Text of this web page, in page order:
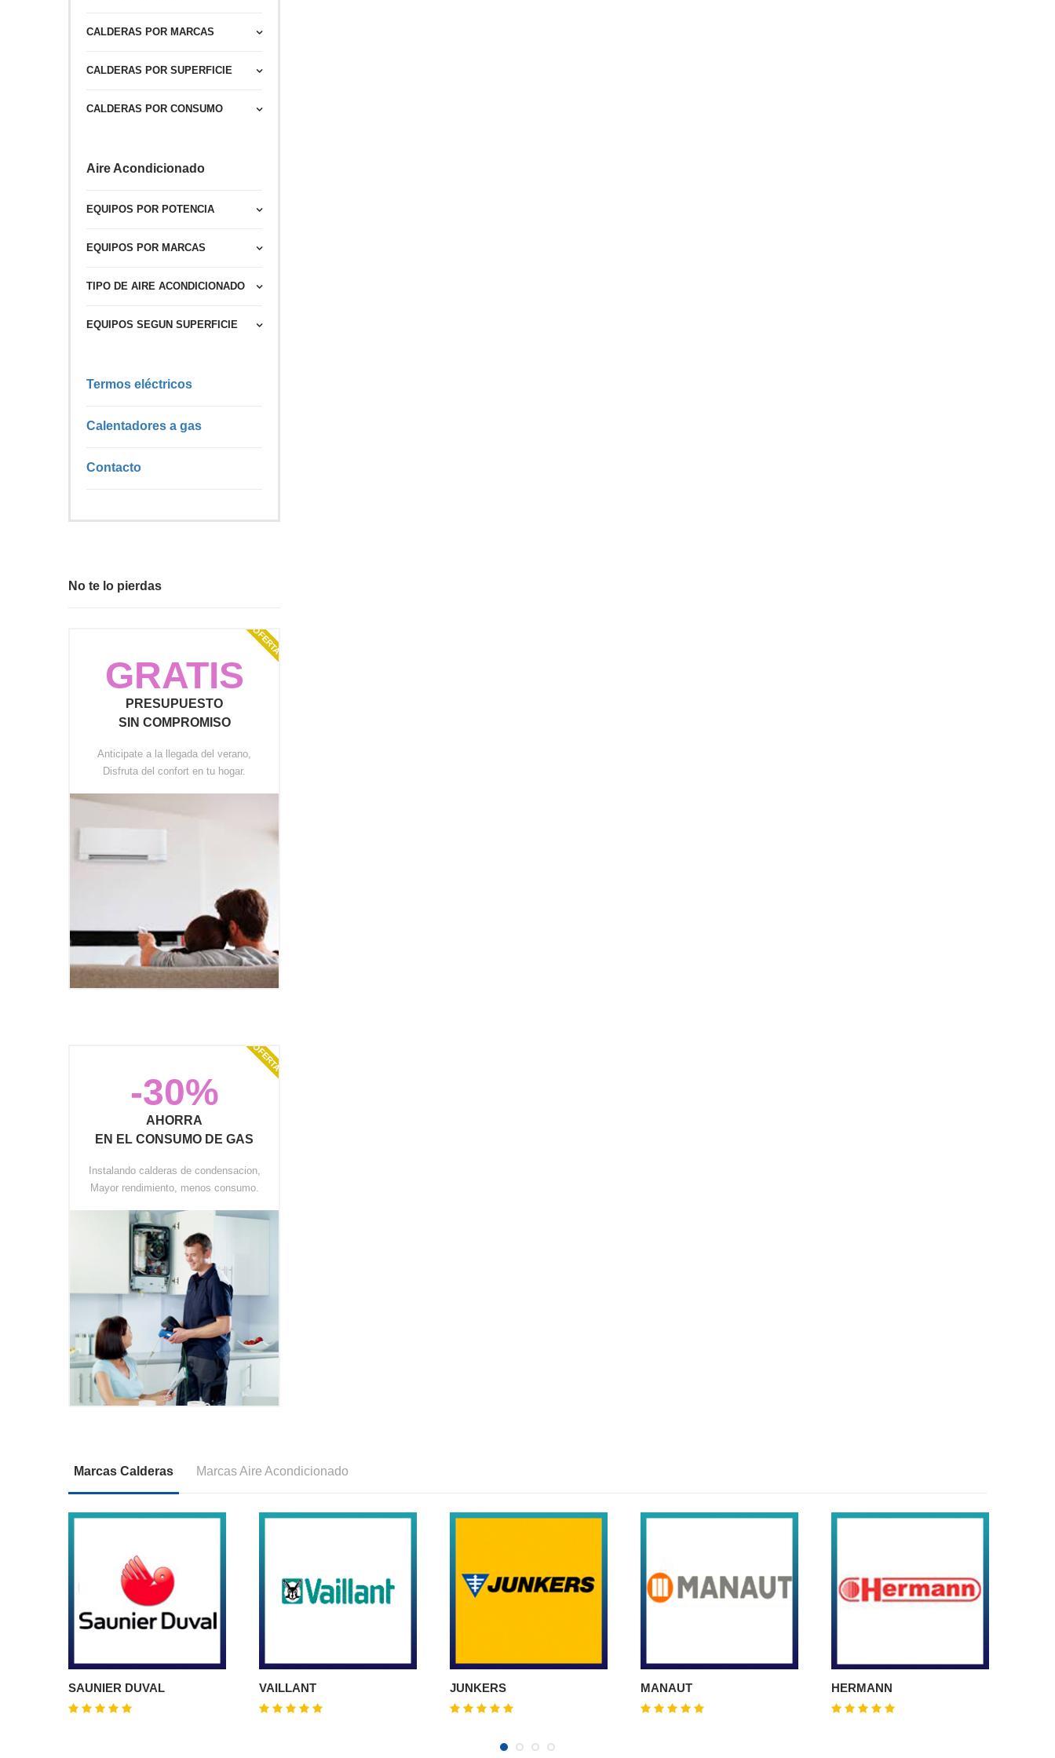
CALDERAS POR MARCAS
CALDERAS POR SUPERFICIE
CALDERAS POR CONSUMO
Aire Acondicionado
EQUIPOS POR POTENCIA
EQUIPOS POR MARCAS
TIPO DE AIRE ACONDICIONADO
EQUIPOS SEGUN SUPERFICIE
Termos eléctricos
Calentadores a gas
Contacto
No te lo pierdas
OFERTA
GRATIS
PRESUPUESTO
SIN COMPROMISO
Anticipate a la llegada del verano,
Disfruta del confort en tu hogar.
OFERTA
-30%
AHORRA
EN EL CONSUMO DE GAS
Instalando calderas de condensacion,
Mayor rendimiento, menos consumo.
Marcas Calderas Marcas Aire Acondicionado
SAUNIER DUVAL VAILLANT JUNKERS MANAUT HERMANN